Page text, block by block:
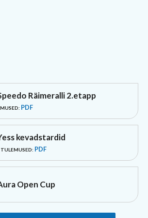
Räimeralli 2.etapp
PDF
kevadstardid
TULEMUSED: PDF
Open Cup